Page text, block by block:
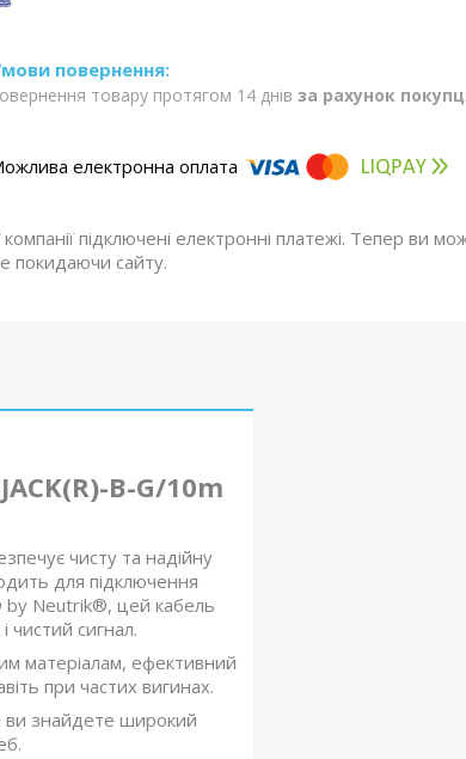
товару протягом 14 днів за рахунок
підключені електронні платежі. Тепер ви
покидаючи сайту.
B-G/10m
чисту та надійну
для підключення
by Neutrik®, цей кабель
чистий сигнал.
матеріалам, ефективний
при частих вигинах.
ви знайдете широкий